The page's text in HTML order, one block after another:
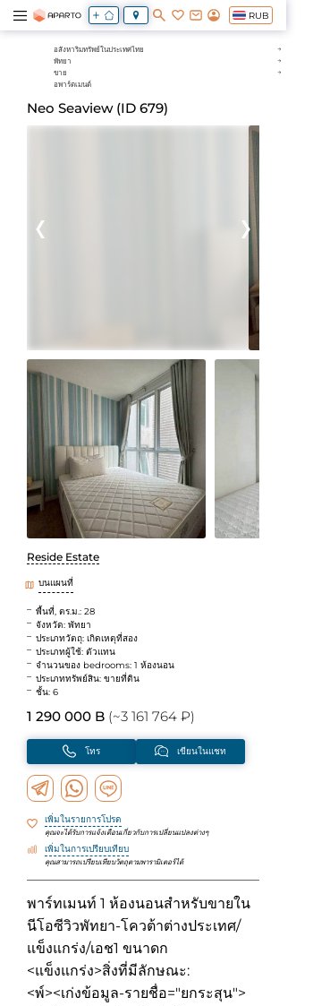
RUB
อสังหาริมทรัพย์ในประเทศไทย
พัทยา
ขาย
อพาร์ตเมนต์
Neo Seaview (ID 679)
Reside Estate
บนแผนที่
พื้นที่, ตร.ม.: 28
จังหวัด: พัทยา
ประเภทวัตถุ: เกิดเหตุที่สอง
ประเภทผู้ใช้: ตัวแทน
จำนวนของ bedrooms: 1 ห้องนอน
ประเภททรัพย์สิน: ขายที่ดิน
ชั้น: 6
1 290 000 B (~3 161 764 ₽)
โทร เขียนในแชท
เพิ่มในรายการโปรด
คุณจะได้รับการแจ้งเตือนเกี่ยวกับการเปลี่ยนแปลงต่างๆ
เพิ่มในการเปรียบเทียบ
คุณสามารถเปรียบเทียบวัตถุตามพารามิเตอร์ได้
พาร์ทเมนท์ 1 ห้องนอนสำหรับขายใน
นีโอซีวิวพัทยา-โควต้าต่างประเทศ/
แข็งแกร่ง/เอช1 ขนาดก
<แข็งแกร่ง>สิ่งที่มีลักษณะ:
<พ์><เก่งข้อมูล-รายชื่อ="ยกระสุน">